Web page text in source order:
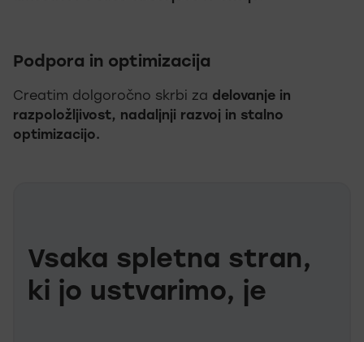
Podpora in optimizacija
Creatim dolgoročno skrbi za delovanje in
razpoložljivost, nadaljnji razvoj in stalno
optimizacijo.
Vsaka spletna stran,
ki jo ustvarimo, je